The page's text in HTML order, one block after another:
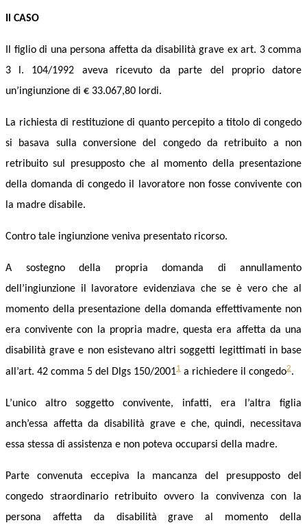
Il CASO
Il figlio di una persona affetta da disabilità grave ex art. 3 comma
3 l. 104/1992 aveva ricevuto da parte del proprio datore
un’ingiunzione di € 33.067,80 lordi.
La richiesta di restituzione di quanto percepito a titolo di congedo
si basava sulla conversione del congedo da retribuito a non
retribuito sul presupposto che al momento della presentazione
della domanda di congedo il lavoratore non fosse convivente con
la madre disabile.
Contro tale ingiunzione veniva presentato ricorso.
A sostegno della propria domanda di annullamento
dell’ingiunzione il lavoratore evidenziava che se è vero che al
momento della presentazione della domanda effettivamente non
era convivente con la propria madre, questa era affetta da una
disabilità grave e non esistevano altri soggetti legittimati in base
all’art. 42 comma 5 del Dlgs 150/20011 a richiedere il congedo2.
L’unico altro soggetto convivente, infatti, era l’altra figlia
anch’essa affetta da disabilità grave e che, quindi, necessitava
essa stessa di assistenza e non poteva occuparsi della madre.
Parte convenuta eccepiva la mancanza del presupposto del
congedo straordinario retribuito ovvero la convivenza con la
persona affetta da disabilità grave al momento della